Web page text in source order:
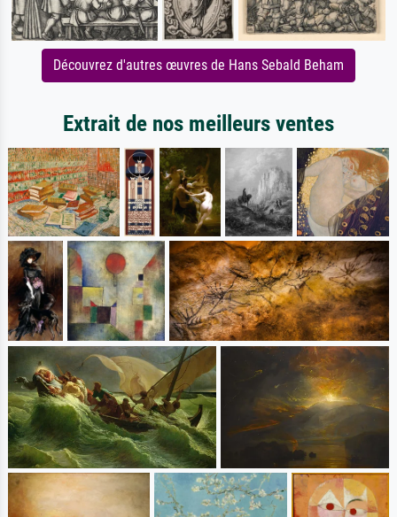
Découvrez d'autres œuvres de Hans Sebald Beham
Extrait de nos meilleurs ventes